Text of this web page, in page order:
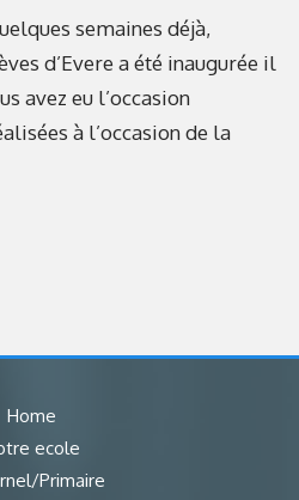
semaines déjà,
d’Evere a été inaugurée il
avez eu l’occasion
à l’occasion de la
Home
ecole
Primaire